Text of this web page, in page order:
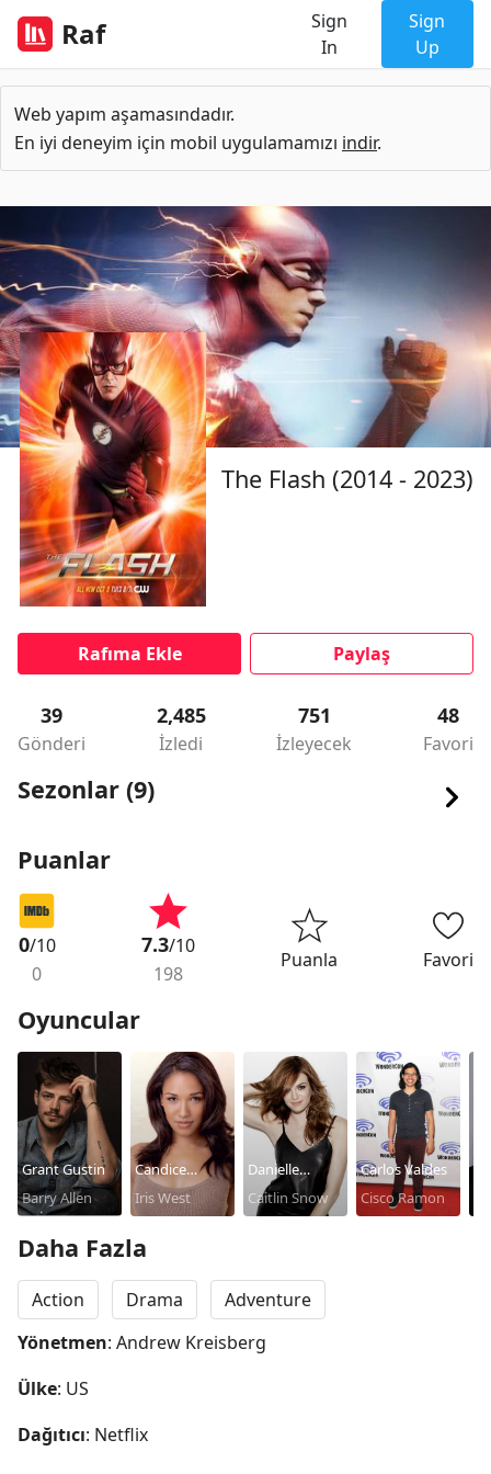
Raf
Sign
In
Sign
Up
Web yapım aşamasındadır.
En iyi deneyim için mobil uygulamamızı indir.
The Flash (2014 - 2023)
Rafıma Ekle Paylaş
39
Gönderi
2,485
İzledi
751
İzleyecek
48
Favori
Sezonlar (9)
Puanlar
0/10
0
7.3/10
198
Puanla Favori
Oyuncular
Grant Gustin
Barry Allen
Candice
Patton
Iris West
Danielle
Panabaker
Caitlin Snow
Carlos Valdes
Cisco Ramon
Daha Fazla
Action Drama
Adventure
Yönetmen: Andrew Kreisberg
Ülke: US
Dağıtıcı: Netflix